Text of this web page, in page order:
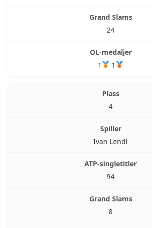
24
1 1
4
Ivan Lendl
94
8